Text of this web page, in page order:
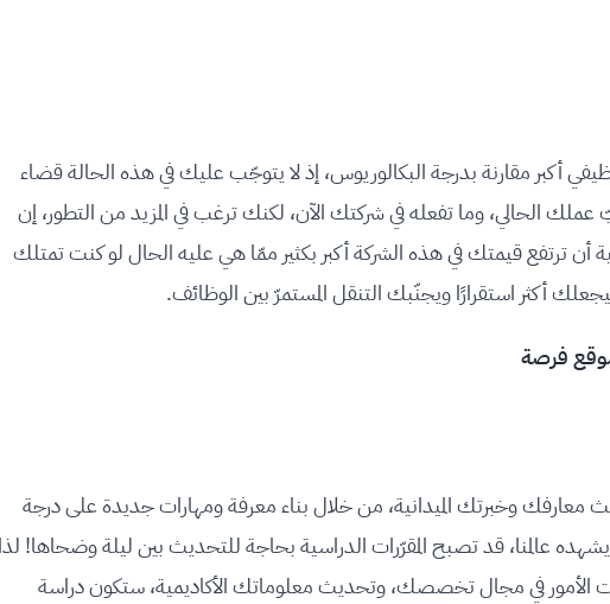
أكبر مقارنة بدرجة البكالوريوس، إذ لا يتوجّب عليك في هذه الحالة قضاء
الحالي، وما تفعله في شركتك الآن، لكنك ترغب في المزيد من التطور، إن
أن ترتفع قيمتك في هذه الشركة أكبر بكثير ممّا هي عليه الحال لو كنت تمتلك
أكثر استقرارًا ويجنّبك التنقل المستمرّ بين الوظائف.
فرصة
معارفك وخبرتك الميدانية، من خلال بناء معرفة ومهارات جديدة على درجة
عالمنا، قد تصبح المقرّرات الدراسية بحاجة للتحديث بين ليلة وضحاها!
الأمور في مجال تخصصك، وتحديث معلوماتك الأكاديمية، ستكون دراسة